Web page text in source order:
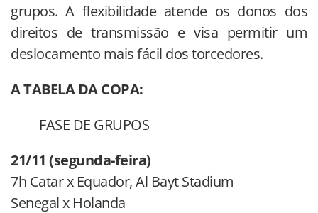
grupos. A flexibilidade atende os donos dos
direitos de transmissão e visa permitir um
deslocamento mais fácil dos torcedores.
A TABELA DA COPA:
FASE DE GRUPOS
21/11 (segunda-feira)
7h Catar x Equador, Al Bayt Stadium
Senegal x Holanda